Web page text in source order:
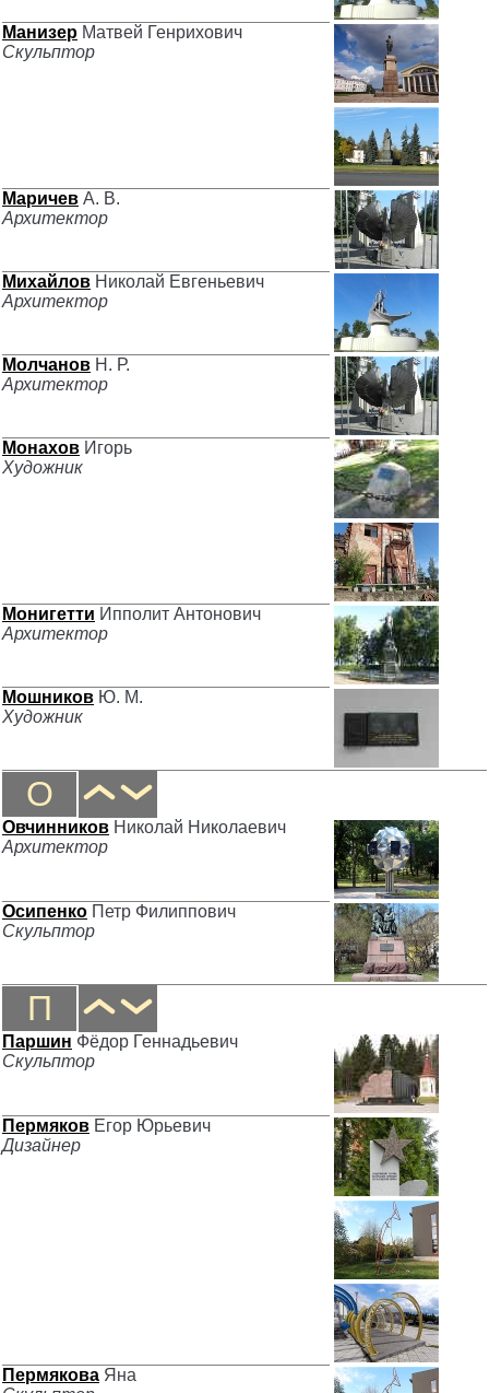
Манизер Матвей Генрихович
Скульптор
Маричев А. В.
Архитектор
Михайлов Николай Евгеньевич
Архитектор
Молчанов Н. Р.
Архитектор
Монахов Игорь
Художник
Монигетти Ипполит Антонович
Архитектор
Мошников Ю. М.
Художник
О
Овчинников Николай Николаевич
Архитектор
Осипенко Петр Филиппович
Скульптор
П
Паршин Фёдор Геннадьевич
Скульптор
Пермяков Егор Юрьевич
Дизайнер
Пермякова Яна